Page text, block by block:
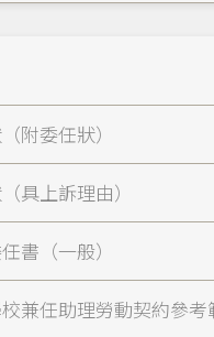
附委任狀）
具上訴理由）
書（一般）
兼任助理勞動契約參考